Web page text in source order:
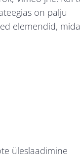
on palju
elemendid, mida
üleslaadimine